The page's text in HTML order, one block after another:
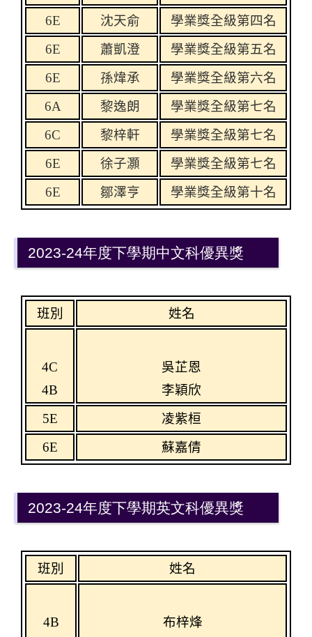
6E
沈天俞
學業獎全級第四名
6E
蕭凱澄
學業獎全級第五名
6E
孫煒承
學業獎全級第六名
6A
黎逸朗
學業獎全級第七名
6C
黎梓軒
學業獎全級第七名
6E
徐子灝
學業獎全級第七名
6E
鄒澤亨 學業獎全級第十名
2023-24年度下學期中文科優異獎
班別 姓名
4C
4B
吳芷恩
李穎欣
5E
凌紫桓
6E
蘇嘉倩
2023-24年度下學期英文科優異獎
班別 姓名
4B
布梓烽